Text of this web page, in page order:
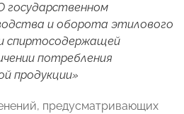
государственном
и оборота этилового
спиртосодержащей
потребления
продукции»
предусматривающих